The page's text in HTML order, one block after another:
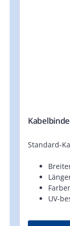
Standard-
UV-